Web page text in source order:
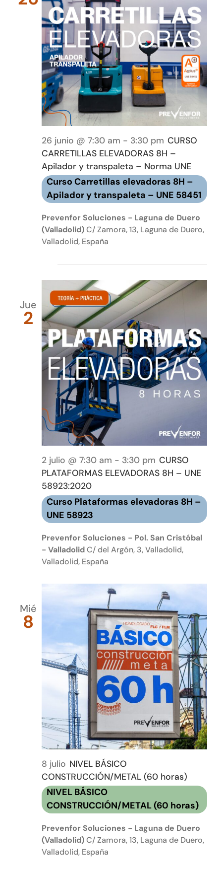
26 junio @ 7:30 am - 3:30 pm CURSO
CARRETILLAS ELEVADORAS 8H –
Apilador y transpaleta – Norma UNE
Curso Carretillas elevadoras 8H –
Apilador y transpaleta – UNE 58451
Prevenfor Soluciones - Laguna de Duero
(Valladolid)C/ Zamora, 13, Laguna de Duero,
Valladolid, España
Jue
2
2 julio @ 7:30 am - 3:30 pm CURSO
PLATAFORMAS ELEVADORAS 8H – UNE
58923:2020
Curso Plataformas elevadoras 8H –
UNE 58923
Prevenfor Soluciones - Pol. San Cristóbal
- ValladolidC/ del Argón, 3, Valladolid,
Valladolid, España
Mié
8
8 julio NIVEL BÁSICO
CONSTRUCCIÓN/METAL (60 horas)
NIVEL BÁSICO
CONSTRUCCIÓN/METAL (60 horas)
Prevenfor Soluciones - Laguna de Duero
(Valladolid)C/ Zamora, 13, Laguna de Duero,
Valladolid, España